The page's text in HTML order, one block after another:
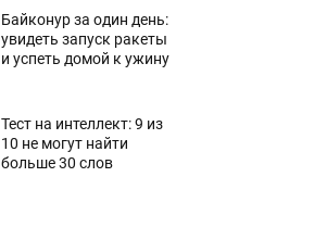
Байконур за один день:
увидеть запуск ракеты
и успеть домой к ужину
Тест на интеллект: 9 из
10 не могут найти
больше 30 слов